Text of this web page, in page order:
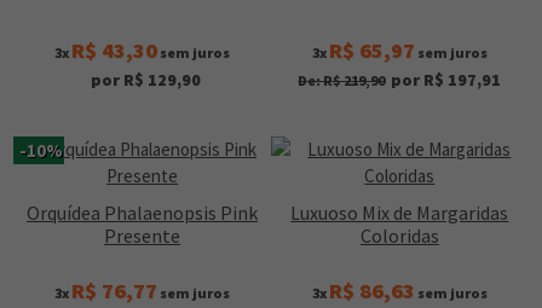
3x R$ 43,30 sem juros
por R$ 129,90
3x R$ 65,97 sem juros
De: R$ 219,90 por R$ 197,91
-10%
Orquídea Phalaenopsis Pink
Presente
3x R$ 76,77 sem juros
Luxuoso Mix de Margaridas
Coloridas
3x R$ 86,63 sem juros